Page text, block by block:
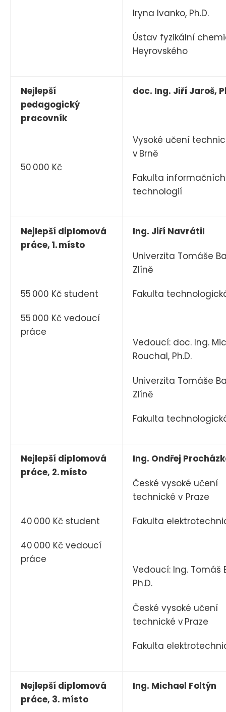
Iryna Ivanko, Ph.D.
Ústav fyzikální
Heyrovského
Nejlepší
pedagogický
pracovník
50 000 Kč
doc. Ing. Jiří Jaroš,
Vysoké učení
v Brně
Fakulta informačních
technologií
Nejlepší diplomová
práce, 1. místo
55 000 Kč student
55 000 Kč vedoucí
práce
Ing. Jiří Navrátil
Univerzita Tomáše
Zlíně
Fakulta
Vedoucí: doc. Ing.
Rouchal, Ph.D.
Univerzita Tomáše
Zlíně
Fakulta
Nejlepší diplomová
práce, 2. místo
40 000 Kč student
40 000 Kč vedoucí
práce
Ing. Ondřej
České vysoké učení
technické v Praze
Fakulta
Vedoucí: Ing. Tomáš
Ph.D.
České vysoké učení
technické v Praze
Fakulta
Nejlepší diplomová
práce, 3. místo
Ing. Michael Foltýn